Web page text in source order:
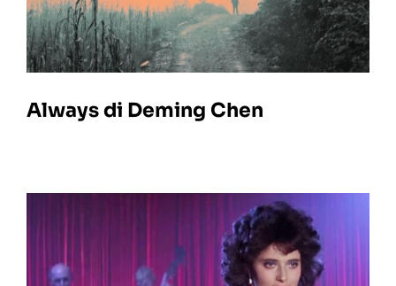
Always di Deming Chen